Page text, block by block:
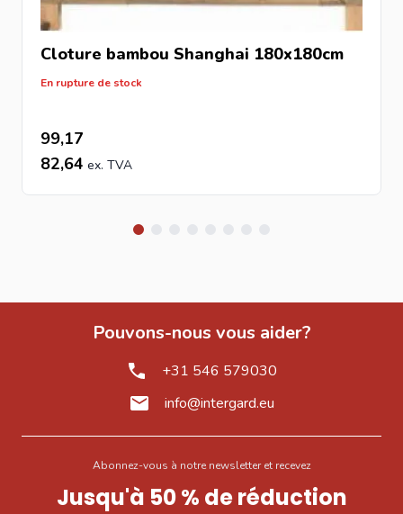
Cloture bambou Shanghai 180x180cm
En rupture de stock
99,17
82,64
Pouvons-nous vous aider?
+31 546 579030
info@intergard.eu
Abonnez-vous à notre newsletter et recevez
Jusqu'à 50 % de réduction